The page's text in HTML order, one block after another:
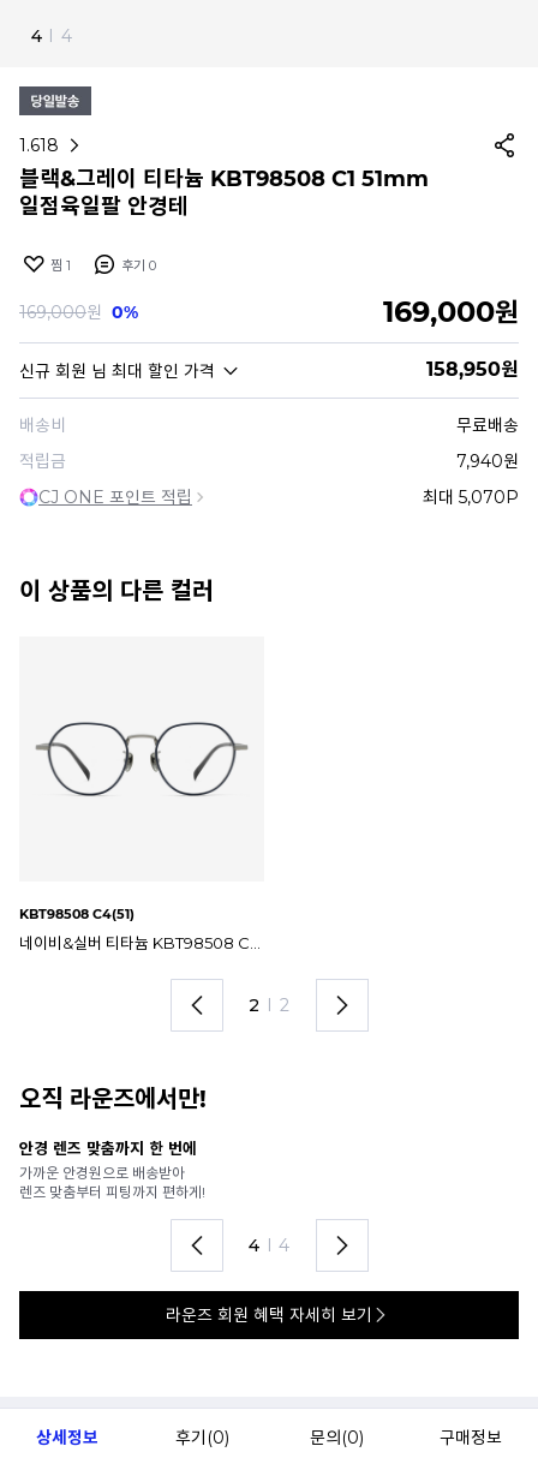
4 I 4
1.618
블랙&그레이 티타늄 KBT98508 C1 51mm
일점육일팔 안경테
찜 1 후기 0
169,000원 0% 169,000원
신규 회원 님 최대 할인 가격 158,950원
배송비
무료배송
적립금
7,940원
CJ ONE 포인트 적립
최대 5,070P
이 상품의 다른 컬러
KBT98508 C4(51)
2 I 2
오직 라운즈에서만!
안경 렌즈 맞춤까지 한 번에
가까운 안경원으로 배송받아
렌즈 맞춤부터 피팅까지 편하게!
4 I 4
라운즈 회원 혜택 자세히 보기
상세정보 후기(0) 문의(0) 구매정보